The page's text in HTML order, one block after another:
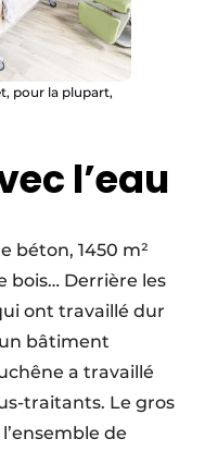
pour la plupart,
l’eau
béton, 1450 m²
bois… Derrière les
ont travaillé dur
bâtiment
a travaillé
traitants. Le gros
de